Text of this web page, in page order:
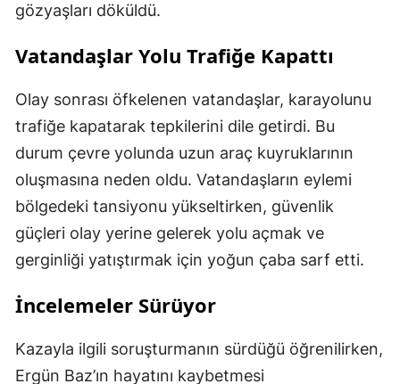
gözyaşları döküldü.
Vatandaşlar Yolu Trafiğe Kapattı
Olay sonrası öfkelenen vatandaşlar, karayolunu
trafiğe kapatarak tepkilerini dile getirdi. Bu
durum çevre yolunda uzun araç kuyruklarının
oluşmasına neden oldu. Vatandaşların eylemi
bölgedeki tansiyonu yükseltirken, güvenlik
güçleri olay yerine gelerek yolu açmak ve
gerginliği yatıştırmak için yoğun çaba sarf etti.
İncelemeler Sürüyor
Kazayla ilgili soruşturmanın sürdüğü öğrenilirken,
Ergün Baz’ın hayatını kaybetmesi